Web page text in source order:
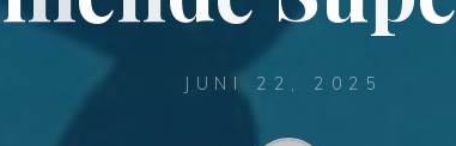
JUNI 22, 2025